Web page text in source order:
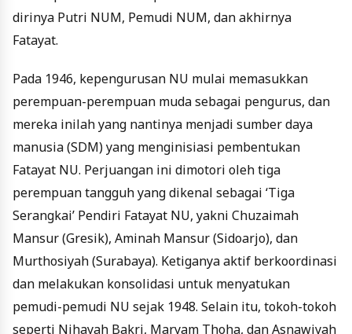
dirinya Putri NUM, Pemudi NUM, dan akhirnya
Fatayat.
Pada 1946, kepengurusan NU mulai memasukkan
perempuan-perempuan muda sebagai pengurus, dan
mereka inilah yang nantinya menjadi sumber daya
manusia (SDM) yang menginisiasi pembentukan
Fatayat NU. Perjuangan ini dimotori oleh tiga
perempuan tangguh yang dikenal sebagai ‘Tiga
Serangkai’ Pendiri Fatayat NU, yakni Chuzaimah
Mansur (Gresik), Aminah Mansur (Sidoarjo), dan
Murthosiyah (Surabaya). Ketiganya aktif berkoordinasi
dan melakukan konsolidasi untuk menyatukan
pemudi-pemudi NU sejak 1948. Selain itu, tokoh-tokoh
seperti Nihayah Bakri, Maryam Thoha, dan Asnawiyah